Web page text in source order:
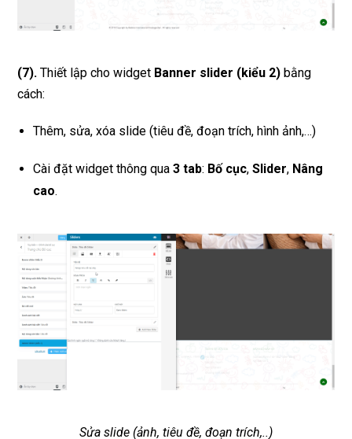
(7). Thiết lập cho widget Banner slider (kiểu 2) bằng
cách:
Thêm, sửa, xóa slide (tiêu đề, đoạn trích, hình ảnh,…)
Cài đặt widget thông qua 3 tab: Bố cục, Slider, Nâng
cao.
Sửa slide (ảnh, tiêu đề, đoạn trích,..)